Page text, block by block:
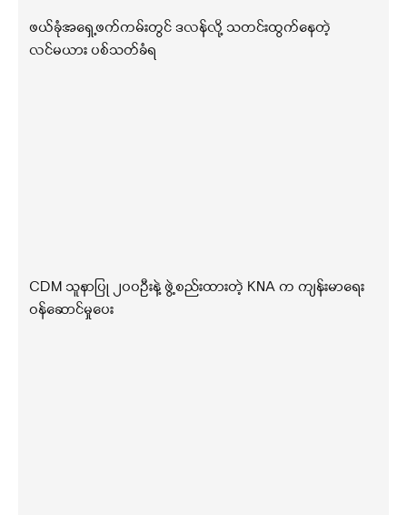
ဖယ်ခုံအရှေ့ဖက်ကမ်းတွင် ဒလန်လို့ သတင်းထွက်နေတဲ့
လင်မယား ပစ်သတ်ခံရ
CDM သူနာပြု ၂၀၀ဦးနဲ့ ဖွဲ့စည်းထားတဲ့ KNA က ကျန်းမာရေး
ဝန်ဆောင်မှုပေး